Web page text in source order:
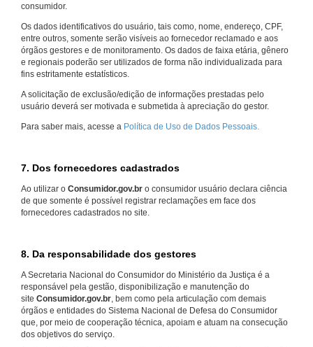
consumidor.
Os dados identificativos do usuário, tais como, nome, endereço, CPF,
entre outros, somente serão visíveis ao fornecedor reclamado e aos
órgãos gestores e de monitoramento. Os dados de faixa etária, gênero
e regionais poderão ser utilizados de forma não individualizada para
fins estritamente estatísticos.
A solicitação de exclusão/edição de informações prestadas pelo
usuário deverá ser motivada e submetida à apreciação do gestor.
Para saber mais, acesse a Política de Uso de Dados Pessoais.
7. Dos fornecedores cadastrados
Ao utilizar o Consumidor.gov.br o consumidor usuário declara ciência
de que somente é possível registrar reclamações em face dos
fornecedores cadastrados no site.
8. Da responsabilidade dos gestores
A Secretaria Nacional do Consumidor do Ministério da Justiça é a
responsável pela gestão, disponibilização e manutenção do
site Consumidor.gov.br, bem como pela articulação com demais
órgãos e entidades do Sistema Nacional de Defesa do Consumidor
que, por meio de cooperação técnica, apoiam e atuam na consecução
dos objetivos do serviço.